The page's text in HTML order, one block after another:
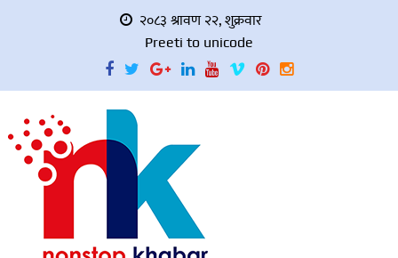
२०८३ श्रावण २२, शुक्रवार
Preeti to unicode